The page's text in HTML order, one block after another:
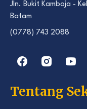
Jln. Bukit Kamboja -
Batam
(0778) 743 2088
Tentang